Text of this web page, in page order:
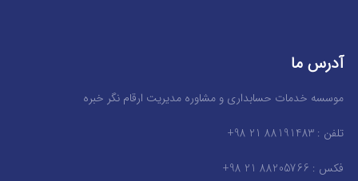
آدرس ما
موسسه خدمات حسابداری و مشاوره مدیریت ارقام نگر خبره
تلفن : 88191483 21 98+
فکس : 88205766 21 98+